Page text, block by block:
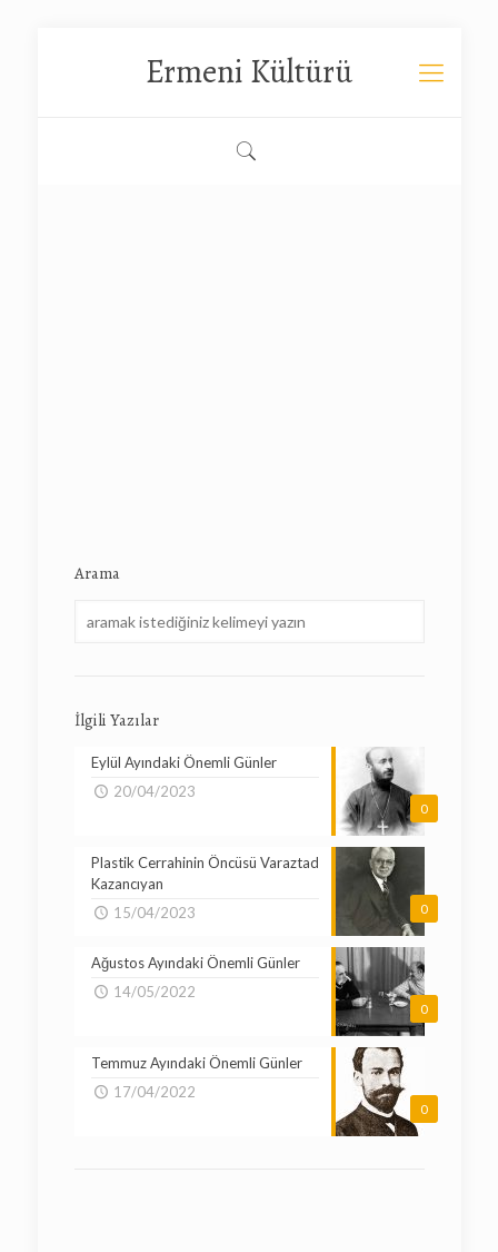
Ermeni Kültürü
Arama
İlgili Yazılar
0
Eylül Ayındaki Önemli Günler
20/04/2023
0
Plastik Cerrahinin Öncüsü Varaztad
Kazancıyan
15/04/2023
0
Ağustos Ayındaki Önemli Günler
14/05/2022
0
Temmuz Ayındaki Önemli Günler
17/04/2022